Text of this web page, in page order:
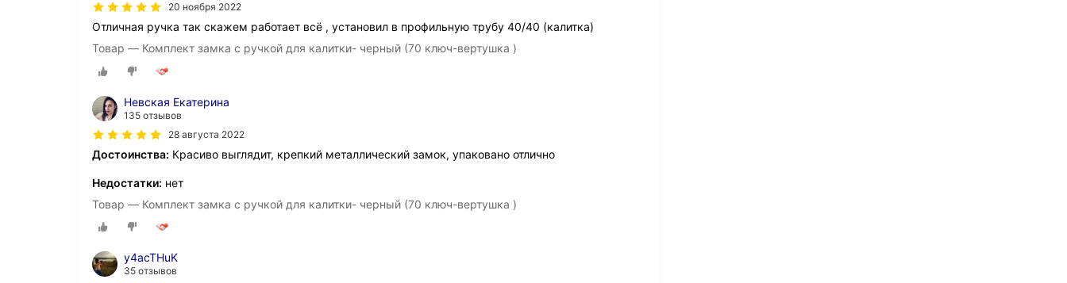
20 ноября 2022
Отличная ручка так скажем работает всё , установил в профильную трубу 40/40 (калитка)
Товар — Комплект замка с ручкой для калитки- черный (70 ключ-вертушка )
Невская Екатерина
135 отзывов
28 августа 2022
Достоинства: Красиво выглядит, крепкий металлический замок, упаковано отлично
Недостатки: нет
Товар — Комплект замка с ручкой для калитки- черный (70 ключ-вертушка )
y4acTHuK
35 отзывов